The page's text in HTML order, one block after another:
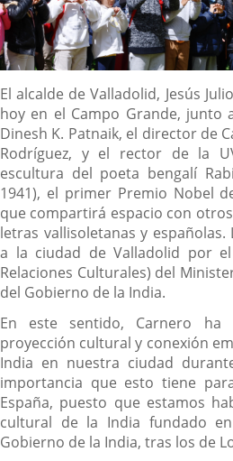
Descripción
El alcalde de Valladolid, Jesús
hoy en el Campo Grande, junto
Dinesh K. Patnaik, el director de
Rodríguez, y el rector de la
escultura del poeta bengalí
1941), el primer Premio Nobel
que compartirá espacio con
letras vallisoletanas y
a la ciudad de Valladolid por el
Relaciones Culturales) del
del Gobierno de la India.
En este sentido, Carnero
proyección cultural y conexión
India en nuestra ciudad
importancia que esto tiene
España, puesto que estamos
cultural de la India fundado
Gobierno de la India, tras los de